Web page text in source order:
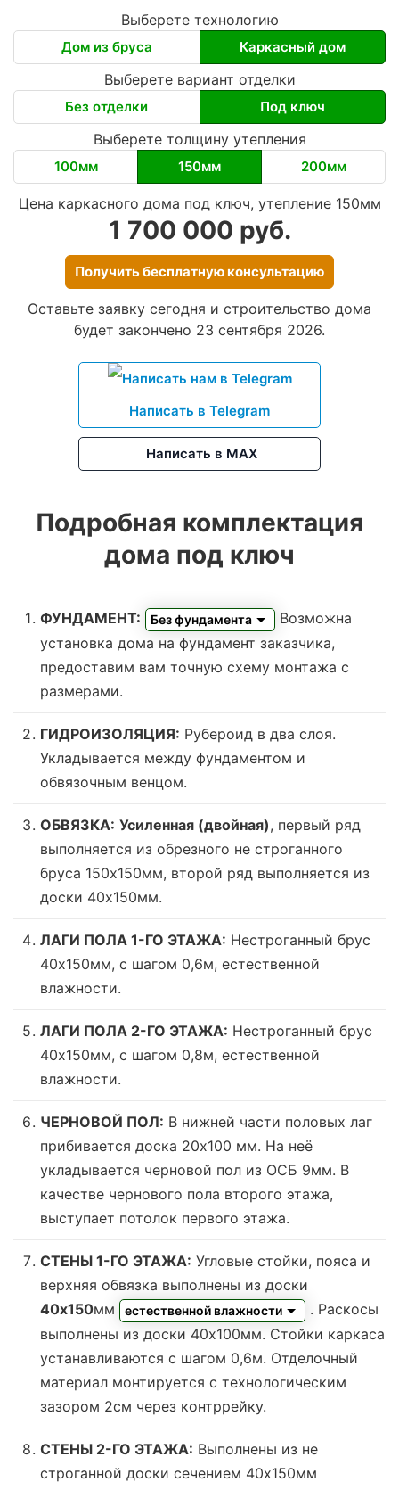
Выберете технологию
Дом из бруса Каркасный дом
Выберете вариант отделки
Без отделки Под ключ
Выберете толщину утепления
100мм 150мм 200мм
Цена каркасного дома под ключ, утепление 150мм
1 700 000 руб.
Получить бесплатную консультацию
Оставьте заявку сегодня и строительство дома
будет закончено 23 сентября 2026.
Написать в Telegram
Написать в MAX
Подробная комплектация
дома под ключ
ФУНДАМЕНТ: Без фундамента
Возможна
установка дома на фундамент заказчика,
предоставим вам точную схему монтажа с
размерами.
ГИДРОИЗОЛЯЦИЯ: Рубероид в два слоя.
Укладывается между фундаментом и
обвязочным венцом.
ОБВЯЗКА: Усиленная (двойная), первый ряд
выполняется из обрезного не строганного
бруса 150х150мм, второй ряд выполняется из
доски 40х150мм.
ЛАГИ ПОЛА 1-ГО ЭТАЖА: Нестроганный брус
40х150мм, с шагом 0,6м, естественной
влажности.
ЛАГИ ПОЛА 2-ГО ЭТАЖА: Нестроганный брус
40х150мм, с шагом 0,8м, естественной
влажности.
ЧЕРНОВОЙ ПОЛ: В нижней части половых лаг
прибивается доска 20х100 мм. На неё
укладывается черновой пол из ОСБ 9мм. В
качестве чернового пола второго этажа,
выступает потолок первого этажа.
СТЕНЫ 1-ГО ЭТАЖА: Угловые стойки, пояса и
верхняя обвязка выполнены из доски
40х150мм естественной влажности
. Раскосы
выполнены из доски 40х100мм. Стойки каркаса
устанавливаются с шагом 0,6м. Отделочный
материал монтируется с технологическим
зазором 2см через контррейку.
СТЕНЫ 2-ГО ЭТАЖА: Выполнены из не
строганной доски сечением 40х150мм